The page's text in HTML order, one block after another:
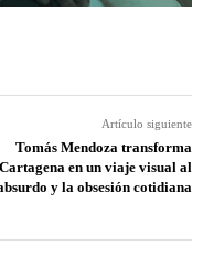
Artículo siguiente
Tomás Mendoza transforma
Cartagena en un viaje visual al
y la obsesión cotidiana